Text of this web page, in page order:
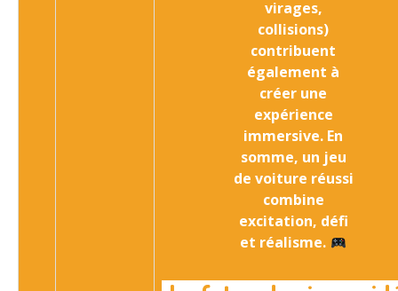
virages,
collisions)
contribuent
également à
créer une
expérience
immersive. En
somme, un jeu
de voiture réussi
combine
excitation, défi
et réalisme.